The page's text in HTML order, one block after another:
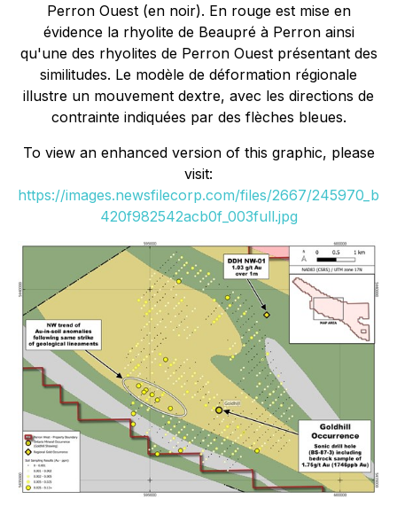
Perron Ouest (en noir). En rouge est mise en
évidence la rhyolite de Beaupré à Perron ainsi
qu'une des rhyolites de Perron Ouest présentant des
similitudes. Le modèle de déformation régionale
illustre un mouvement dextre, avec les directions de
contrainte indiquées par des flèches bleues.
To view an enhanced version of this graphic, please
visit:
https://images.newsfilecorp.com/files/2667/245970_b
420f982542acb0f_003full.jpg